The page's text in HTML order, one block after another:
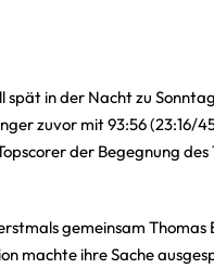
in der Nacht zu
zuvor mit 93:56 (23:16/
der Begegnung des
gemeinsam Thomas
machte ihre Sache